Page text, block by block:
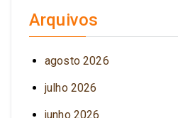
Arquivos
agosto 2026
julho 2026
junho 2026